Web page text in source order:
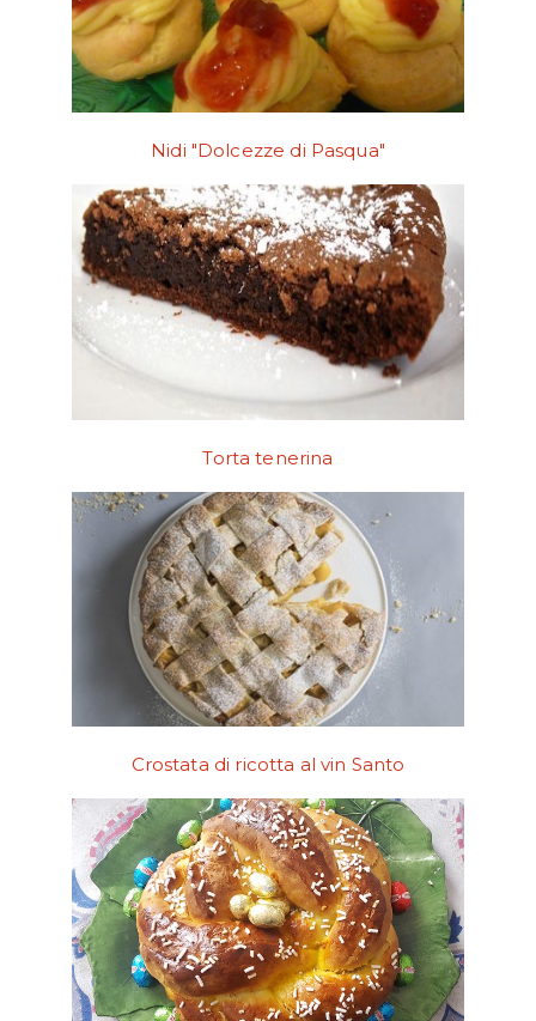
Nidi "Dolcezze di Pasqua"
Torta tenerina
Crostata di ricotta al vin Santo